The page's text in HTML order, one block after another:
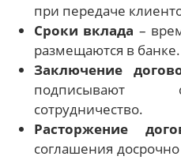
при передаче
Сроки вклада –
размещаются в банке.
Заключение
подписывают
сотрудничество.
Расторжение
соглашения